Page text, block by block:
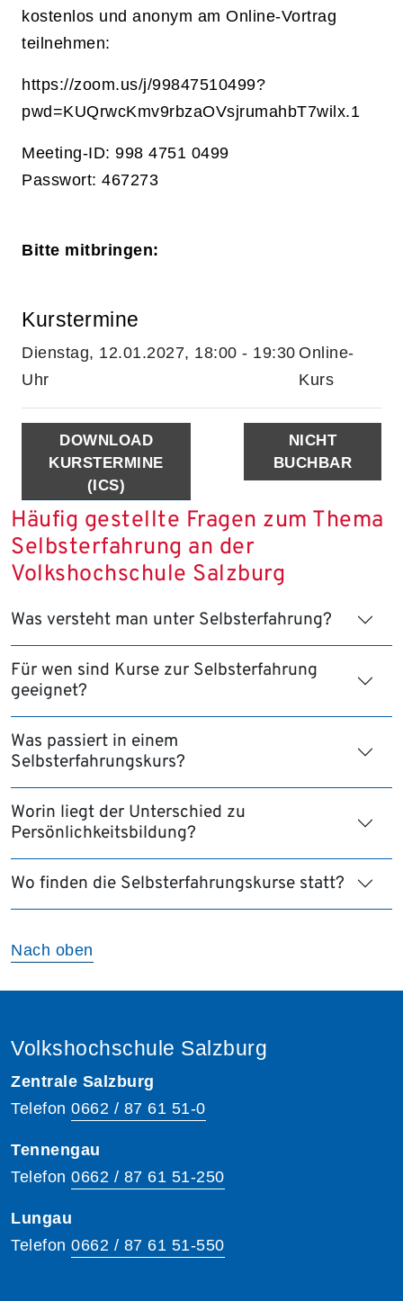
kostenlos und anonym am Online-Vortrag
teilnehmen:
https://zoom.us/j/99847510499?
pwd=KUQrwcKmv9rbzaOVsjrumahbT7wilx.1
Meeting-ID: 998 4751 0499
Passwort: 467273
Bitte mitbringen:
Kurstermine
Dienstag, 12.01.2027, 18:00 - 19:30
Uhr
Online-
Kurs
DOWNLOAD
KURSTERMINE
(ICS)
NICHT
BUCHBAR
Häufig gestellte Fragen zum Thema
Selbsterfahrung an der
Volkshochschule Salzburg
Was versteht man unter Selbsterfahrung?
Für wen sind Kurse zur Selbsterfahrung
geeignet?
Was passiert in einem
Selbsterfahrungskurs?
Worin liegt der Unterschied zu
Persönlichkeitsbildung?
Wo finden die Selbsterfahrungskurse statt?
Nach oben
Volkshochschule Salzburg
Zentrale Salzburg
Telefon 0662 / 87 61 51-0
Tennengau
Telefon 0662 / 87 61 51-250
Lungau
Telefon 0662 / 87 61 51-550